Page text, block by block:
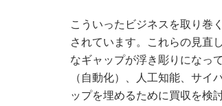
こういったビジネスを取り巻
されています。これらの見直
なギャップが浮き彫りになっ
（自動化）、人工知能、サ
ップを埋めるために買収を検